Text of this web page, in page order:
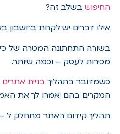
החיפוש בשלב זה?
אילו דברים יש לקחת בחשבון
בשורה התחתונה המטרה של
מכירות לעסק – וכמה שיותר.
כשמדובר בתהליך בניית אתרים
המקרים בהם יאמרו לך את
תהליך קידום האתר מתחלק ל – 2 מרכיבים עיקריים: